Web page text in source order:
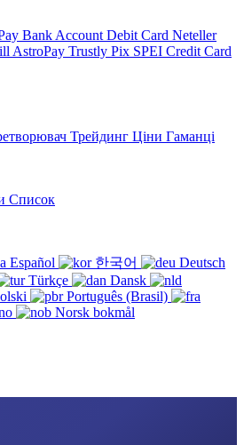
Bank Account Debit Card Neteller
AstroPay Trustly Pix SPEI Credit Card
Трейдинг Ціни Гаманці
Список
Español 한국어
Deutsch
Türkçe
Dansk
Português (Brasil)
Norsk bokmål